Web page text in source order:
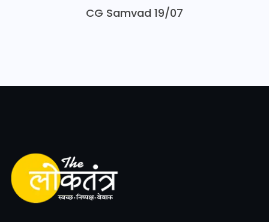
CG Samvad 19/07